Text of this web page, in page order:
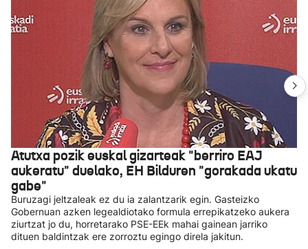
Atutxa pozik euskal gizarteak "berriro EAJ
aukeratu" duelako, EH Bilduren "gorakada ukatu
gabe"
Buruzagi jeltzaleak ez du ia zalantzarik egin. Gasteizko
Gobernuan azken legealdiotako formula errepikatzeko aukera
ziurtzat jo du, horretarako PSE-EEk mahai gainean jarriko
dituen baldintzak ere zorroztu egingo direla jakitun.